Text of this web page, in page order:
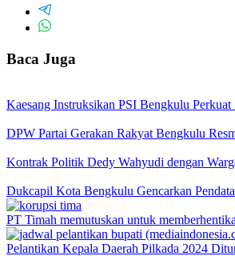
Baca Juga
Kaesang Instruksikan PSI Bengkulu
DPW Partai Gerakan Rakyat Bengkulu
Kontrak Politik Dedy Wahyudi dengan
Dukcapil Kota Bengkulu Gencarkan
PT Timah memutuskan untuk
Pelantikan Kepala Daerah Pilkada 2024